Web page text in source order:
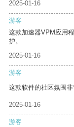
2025-01-16
游客
这款加速器VPM应用
护。
2025-01-16
游客
这款软件的社区氛围
2025-01-16
游客